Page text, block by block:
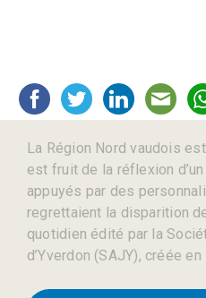
La Région Nord vaudois
est fruit de la réflexion
appuyés par des
regrettaient la disparition
quotidien édité par la
d’Yverdon (SAJY), créée en